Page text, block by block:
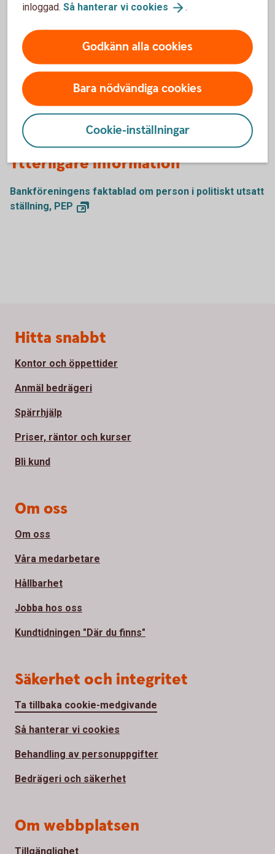
Företag
Om kunden är ett företag måste banken kontrollera vem
som direkt eller indirekt, själv eller tillsammans med
närstående, utövar den yttersta kontrollen över företaget
och om denna person har en politiskt utsatt ställning, eller
har en familjemedlem eller känd medarbetare i sådan
ställning.
Ytterligare information
Bankföreningens faktablad om person i politiskt utsatt
ställning, PEP
inloggad. Så hanterar vi cookies .
Godkänn alla cookies
Bara nödvändiga cookies
Cookie-inställningar
Sidfot
Hitta snabbt
Kontor och öppettider
Anmäl bedrägeri
Spärrhjälp
Priser, räntor och kurser
Bli kund
Om oss
Om oss
Våra medarbetare
Hållbarhet
Jobba hos oss
Kundtidningen "Där du finns"
Säkerhet och integritet
Ta tillbaka cookie-medgivande
Så hanterar vi cookies
Behandling av personuppgifter
Bedrägeri och säkerhet
Om webbplatsen
Tillgänglighet